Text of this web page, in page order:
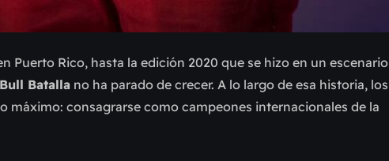
Puerto Rico, hasta la edición 2020 que se hizo en un escenario
Batalla no ha parado de crecer. A lo largo de esa historia, los
máximo: consagrarse como campeones internacionales de la